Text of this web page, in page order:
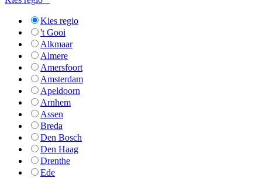
Kies regio
't Gooi
Alkmaar
Almere
Amersfoort
Amsterdam
Apeldoorn
Arnhem
Assen
Breda
Den Bosch
Den Haag
Drenthe
Ede